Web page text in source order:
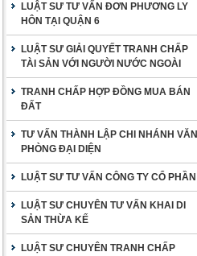
LUẬT SƯ TƯ VẤN ĐƠN PHƯƠNG LY
HÔN TẠI QUẬN 6
LUẬT SƯ GIẢI QUYẾT TRANH CHẤP
TÀI SẢN VỚI NGƯỜI NƯỚC NGOÀI
TRANH CHẤP HỢP ĐỒNG MUA BÁN
ĐẤT
TƯ VẤN THÀNH LẬP CHI NHÁNH VĂN
PHÒNG ĐẠI DIỆN
LUẬT SƯ TƯ VẤN CÔNG TY CỔ PHẦN
LUẬT SƯ CHUYÊN TƯ VẤN KHAI DI
SẢN THỪA KẾ
LUẬT SƯ CHUYÊN TRANH CHẤP